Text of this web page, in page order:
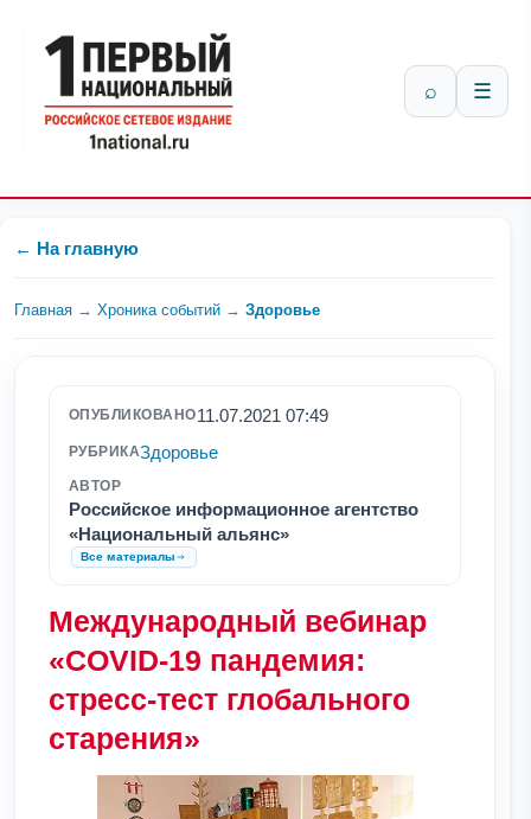
⌕ ☰
← На главную
Главная → Хроника событий → Здоровье
ОПУБЛИКОВАНО11.07.2021 07:49
РУБРИКАЗдоровье
АВТОР
Российское информационное агентство
«Национальный альянс»
Все материалы
Международный вебинар
«COVID-19 пандемия:
стресс-тест глобального
старения»